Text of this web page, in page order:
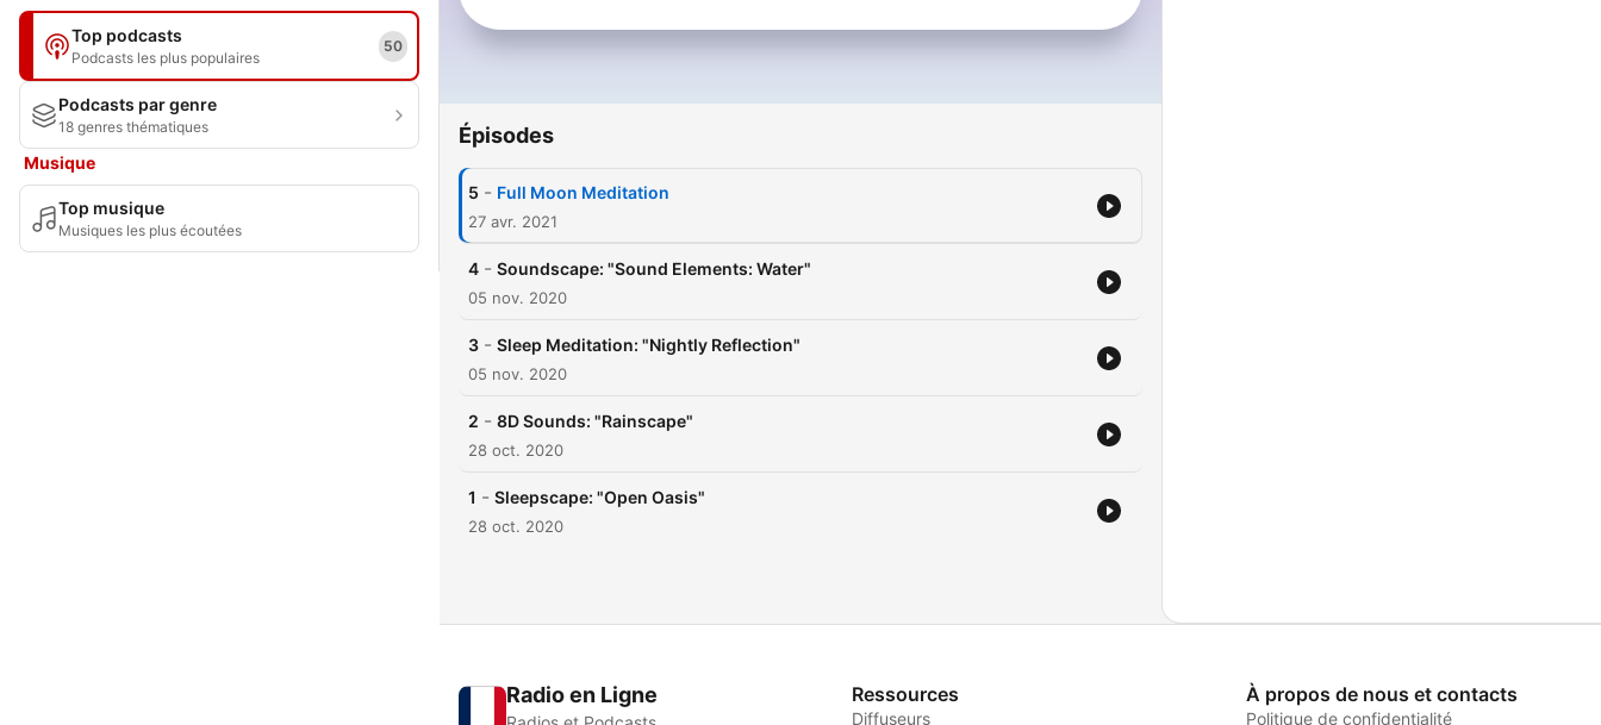
Top podcasts
Podcasts les plus populaires
50
Podcasts par genre
18 genres thématiques
Musique
Top musique
Musiques les plus écoutées
Épisodes
5 - Full Moon Meditation
27 avr. 2021
4 - Soundscape: "Sound Elements: Water"
05 nov. 2020
3 - Sleep Meditation: "Nightly Reflection"
05 nov. 2020
2 - 8D Sounds: "Rainscape"
28 oct. 2020
1 - Sleepscape: "Open Oasis"
28 oct. 2020
Radio en Ligne Ressources
Diffuseurs
À propos de nous et contacts
Politique de confidentialité